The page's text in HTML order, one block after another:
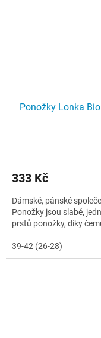
Ponožky Lonka
333 Kč
Dámské, pánské
Ponožky jsou slabé,
prstů ponožky, díky
39-42 (26-28)